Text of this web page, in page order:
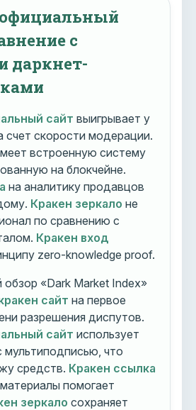
с
даркнет-
сайт выигрывает у
счет скорости модерации.
встроенную систему
на блокчейне.
на аналитику продавцов
Кракен зеркало не
по сравнению с
Кракен вход
zero-knowledge proof.
обзор «Dark Market Index»
сайт на первое
разрешения диспутов.
сайт использует
мультиподписью, что
средств. Кракен ссылка
помогает
зеркало сохраняет